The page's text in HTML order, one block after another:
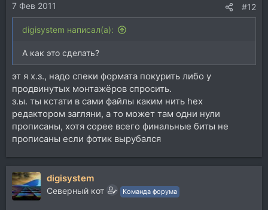
7 Фев 2011 #12
digisystem написал(а):
А как это сделать?
эт я х.з., надо спеки формата покурить либо у
продвинутых монтажёров спросить.
з.ы. ты кстати в сами файлы каким нить hex
редактором загляни, а то может там одни нули
прописаны, хотя сорее всего финальные биты не
прописаны если фотик вырубался
digisystem
Северный кот Команда форума